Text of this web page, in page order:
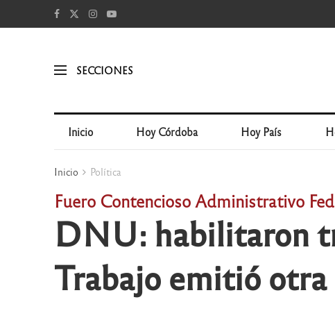
SECCIONES
Inicio Hoy Córdoba Hoy País
Inicio Política
Fuero Contencioso Administrativo
DNU: habilitaron
Trabajo emitió